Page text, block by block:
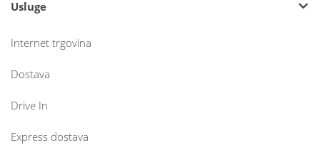
Usluge
Internet trgovina
Dostava
Drive In
Express dostava